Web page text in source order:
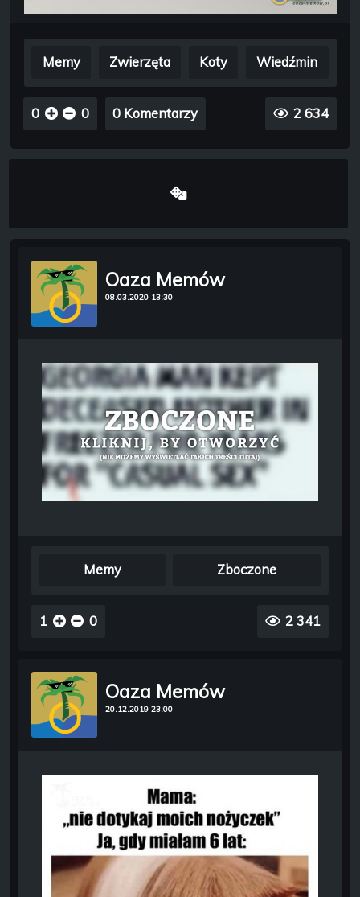
Memy Zwierzęta Koty Wiedźmin
0 0 0 Komentarzy 2 634
Oaza Memów
08.03.2020 13:30
Memy Zboczone
1 0 2 341
Oaza Memów
20.12.2019 23:00